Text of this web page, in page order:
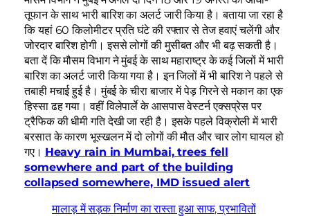
तूफान के साथ भारी बारिश का अलर्ट जारी किया है। बताया जा रहा है
कि यहां 60 किलोमीटर प्रति घंटे की रफ्तार से तेज हवाएं चलेंगी और
जोरदार बारिश होगी। इससे लोगों की मुसीबत और भी बढ़ सकती है।
बता दें कि मौसम विभाग ने मुंबई के साथ महाराष्ट्र के कई जिलों में भारी
बारिश का अलर्ट जारी किया गया है। इन जिलों में भी बारिश ने पहले से
तबाही मचाई हुई है। मुंबई के चीरा बाजार में पेड़ गिरने से मकान का एक
हिस्सा ढह गया। वहीं विलेपार्ले के आसपास वेस्टर्न एक्सप्रेस पर
ट्रैफिक की धीमी गति देखी जा रही है। इसके पहले विक्रोली में भारी
बरसात के कारण भूस्खलन में दो लोगों की मौत और चार लोग घायल हो
गए। Heavy rain in Mumbai, trees fell
somewhere and part of the building
collapsed somewhere, IMD issued alert
मालाड़ में सड़क निर्माण का रास्ता हुआ साफ, प्रभावितों